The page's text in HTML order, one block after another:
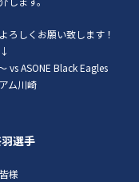
ろしくお願い致します！
vs ASONE Black Eagles
ム川崎
選手
様